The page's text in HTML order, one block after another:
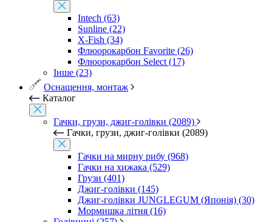
Intech (63)
Sunline (22)
X-Fish (34)
Флюорокарбон Favorite (26)
Флюорокарбон Select (17)
Інше (23)
Оснащення, монтаж
Каталог
Гачки, грузи, джиг-голівки (2089)
Гачки, грузи, джиг-голівки (2089)
Гачки на мирну рибу (968)
Гачки на хижака (529)
Грузи (401)
Джиг-голівки (145)
Джиг-голівки JUNGLEGUM (Японія) (30)
Мормишка літня (16)